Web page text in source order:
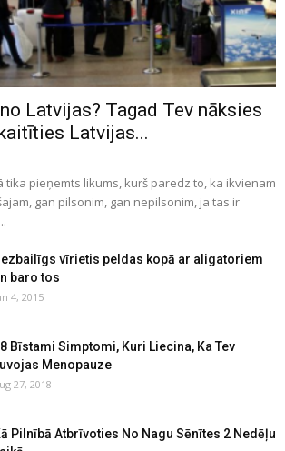
Latvijas? Tagad Tev nāksies
Latvijas...
tika pieņemts likums, kurš paredz to, ka ikvienam
gan pilsonim, gan nepilsonim, ja tas ir
vīrietis peldas kopā ar aligatoriem
baro tos
4, 2015
Bīstami Simptomi, Kuri Liecina, Ka Tev
Menopauze
27, 2018
Pilnībā Atbrīvoties No Nagu Sēnītes 2 Nedēļu